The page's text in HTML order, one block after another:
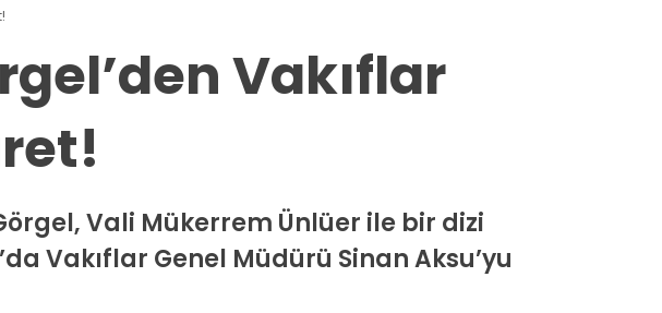
Vakıflar
Vali Mükerrem Ünlüer ile bir dizi
Vakıflar Genel Müdürü Sinan Aksu’yu